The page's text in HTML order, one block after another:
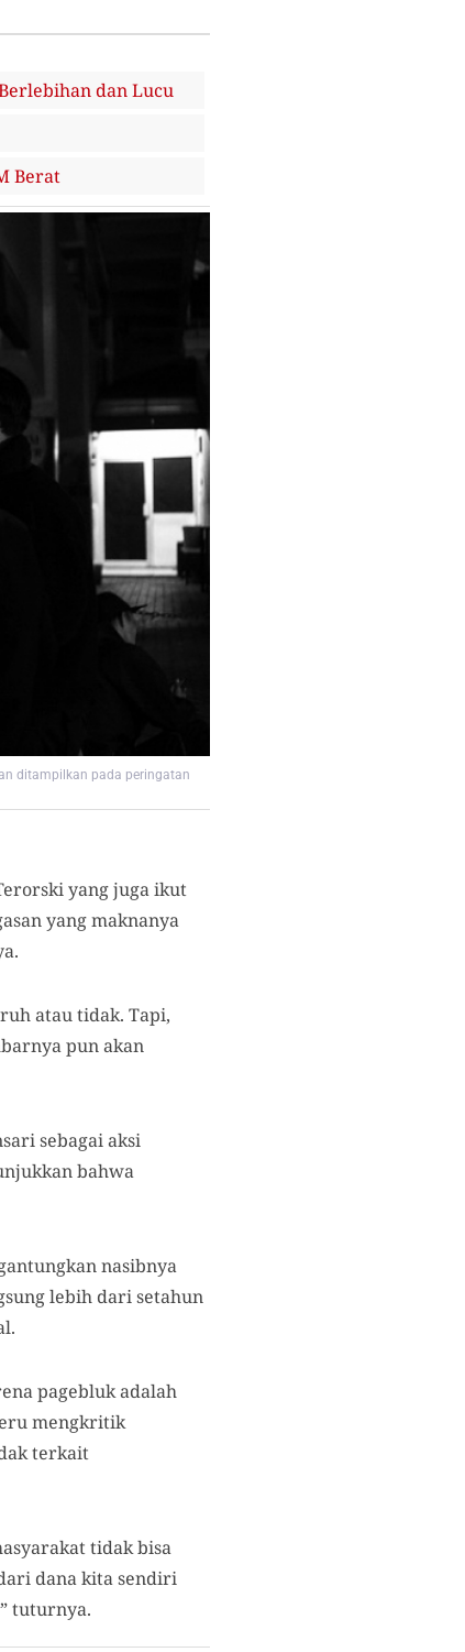
dan Lucu
Berat
ditampilkan pada peringatan
yang juga ikut
yang maknanya
atau tidak. Tapi,
pun akan
sebagai aksi
bahwa
nasibnya
lebih dari setahun
pagebluk adalah
mengkritik
terkait
tidak bisa
dana kita sendiri
tuturnya.